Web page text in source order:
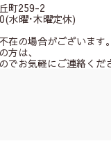
町259-2
水曜･木曜定休)
の場合がございます。
方は、
でお気軽にご連絡くだ